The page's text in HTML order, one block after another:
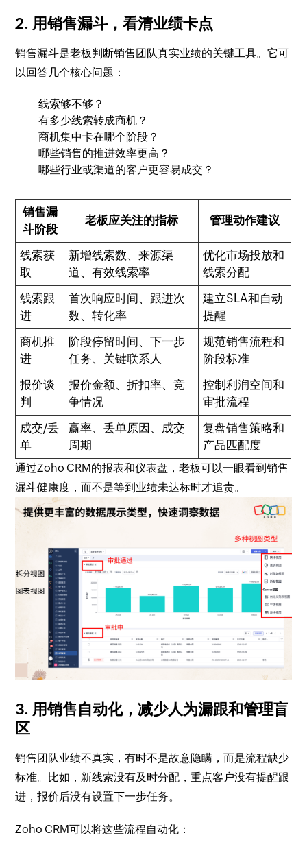
2. 用销售漏斗，看清业绩卡点
销售漏斗是老板判断销售团队真实业绩的关键工具。它可
以回答几个核心问题：
线索够不够？
有多少线索转成商机？
商机集中卡在哪个阶段？
哪些销售的推进效率更高？
哪些行业或渠道的客户更容易成交？
销售漏
斗阶段
老板应关注的指标 管理动作建议
线索获
取
新增线索数、来源渠
道、有效线索率
优化市场投放和
线索分配
线索跟
进
首次响应时间、跟进次
数、转化率
建立SLA和自动
提醒
商机推
进
阶段停留时间、下一步
任务、关键联系人
规范销售流程和
阶段标准
报价谈
判
报价金额、折扣率、竞
争情况
控制利润空间和
审批流程
成交/丢
单
赢率、丢单原因、成交
周期
复盘销售策略和
产品匹配度
通过Zoho CRM的报表和仪表盘，老板可以一眼看到销售
漏斗健康度，而不是等到业绩未达标时才追责。
3. 用销售自动化，减少人为漏跟和管理盲
区
销售团队业绩不真实，有时不是故意隐瞒，而是流程缺少
标准。比如，新线索没有及时分配，重点客户没有提醒跟
进，报价后没有设置下一步任务。
Zoho CRM可以将这些流程自动化：